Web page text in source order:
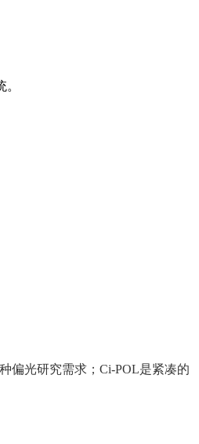
偏光研究需求；Ci-POL是紧凑的